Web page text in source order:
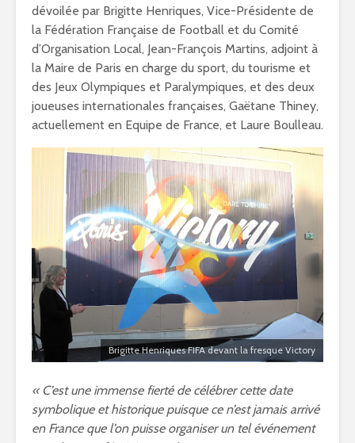
dévoilée par Brigitte Henriques, Vice-Présidente de
la Fédération Française de Football et du Comité
d’Organisation Local, Jean-François Martins, adjoint à
la Maire de Paris en charge du sport, du tourisme et
des Jeux Olympiques et Paralympiques, et des deux
joueuses internationales françaises, Gaëtane Thiney,
actuellement en Equipe de France, et Laure Boulleau.
Brigitte Henriques FIFA devant la fresque Victory
« C’est une immense fierté de célébrer cette date
symbolique et historique puisque ce n’est jamais arrivé
en France que l’on puisse organiser un tel événement